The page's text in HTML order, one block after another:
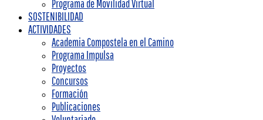
Programa de Movilidad Virtual
SOSTENIBILIDAD
ACTIVIDADES
Academia Compostela en el Camino
Programa Impulsa
Proyectos
Concursos
Formación
Publicaciones